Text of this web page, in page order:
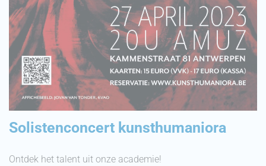
Solistenconcert kunsthumaniora
Ontdek het talent uit onze academie!